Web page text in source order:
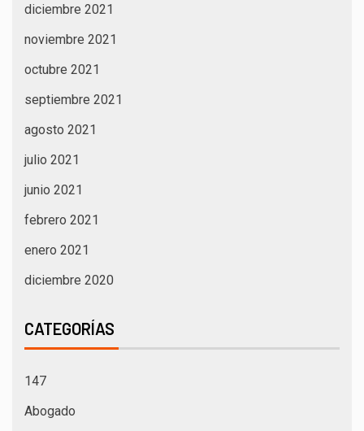
diciembre 2021
noviembre 2021
octubre 2021
septiembre 2021
agosto 2021
julio 2021
junio 2021
febrero 2021
enero 2021
diciembre 2020
CATEGORÍAS
147
Abogado